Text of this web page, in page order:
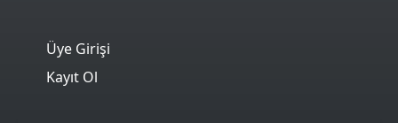
Üye Girişi
Kayıt Ol